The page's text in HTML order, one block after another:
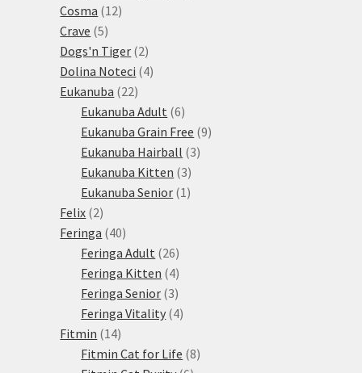
Cosma 1212
Crave 55
produktů
Dogs'n Tiger 22
produkty
Dolina Noteci 44
Eukanuba 2222
produktů
Eukanuba Adult 66
produktů
Eukanuba Grain Free 99
Eukanuba Hairball 33
Eukanuba Kitten 33
produkty
Eukanuba Senior 1 1
Felix 22
produkty
Feringa 4040
produktů
Feringa Adult 2626
produktů
Feringa Kitten 44
produkty
Feringa Senior 33
produkty
Feringa Vitality 44
Fitmin 1414
produktů
Fitmin Cat for Life 88